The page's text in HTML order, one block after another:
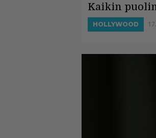
Kaikin
HOLLYWOOD